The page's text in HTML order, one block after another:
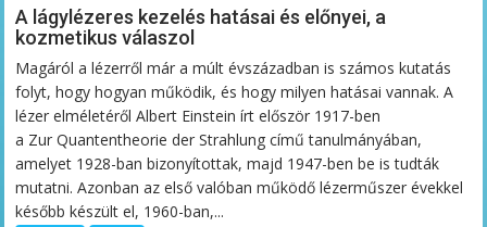
A lágylézeres kezelés hatásai és előnyei, a
kozmetikus válaszol
Magáról a lézerről már a múlt évszázadban is számos kutatás
folyt, hogy hogyan működik, és hogy milyen hatásai vannak. A
lézer elméletéről Albert Einstein írt először 1917-ben
a Zur Quantentheorie der Strahlung című tanulmányában,
amelyet 1928-ban bizonyítottak, majd 1947-ben be is tudták
mutatni. Azonban az első valóban működő lézerműszer évekkel
később készült el, 1960-ban,...